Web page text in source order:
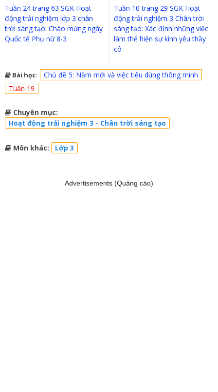
Tuần 24 trang 63 SGK Hoạt
động trải nghiệm lớp 3 chân
trời sáng tạo: Chào mừng ngày
Quốc tế Phụ nữ 8-3
Tuần 10 trang 29 SGK Hoạt
động trải nghiệm 3 Chân trời
sáng tạo: Xác định những việc
làm thể hiện sự kính yêu thầy
cô
Bài học:
Chủ đề 5: Năm mới và việc tiêu dùng thông minh
Tuần 19
Chuyên mục:
Hoạt động trải nghiệm 3 - Chân trời sáng tạo
Môn khác: Lớp 3
Advertisements (Quảng cáo)